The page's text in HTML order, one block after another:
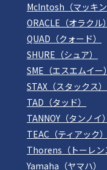
McIntosh（マッキン
ORACLE（オラクル）
QUAD（クォード）
SHURE（シュア）
SME（エスエムイー）
STAX（スタックス）
TAD（タッド）
TANNOY（タンノイ）
TEAC（ティアック）
Thorens（トーレン
Yamaha（ヤマハ）